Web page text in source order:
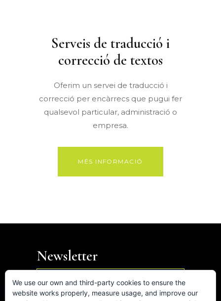
Serveis de traducció i
correcció de textos
Oferim un servei de traducció i
correcció per encàrrecs que pugui fer
qualsevol particular, administració o
empresa.
MÉS INFORMACIÓ
Newsletter

We use our own and third-party cookies to ensure the
website works properly, measure usage, and improve our